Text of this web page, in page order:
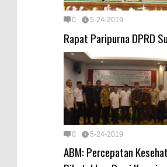
0 5-24-2019
Rapat Paripurna DPRD
0 5-24-2019
ABM: Percepatan